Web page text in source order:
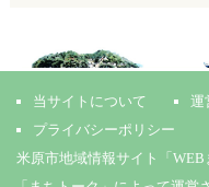
当サイトについて 運
プライバシーポリシー
米原市地域情報サイト「